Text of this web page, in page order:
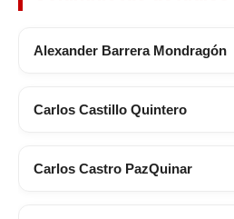
Alexander Barrera Mondragón
Carlos Castillo Quintero
Carlos Castro PazQuinar